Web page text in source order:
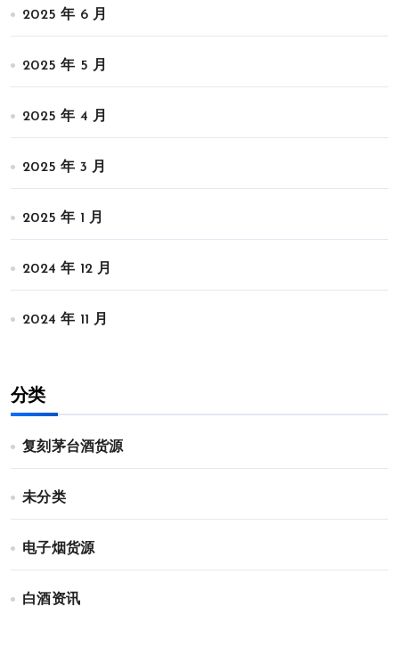
2025 年 6 月
2025 年 5 月
2025 年 4 月
2025 年 3 月
2025 年 1 月
2024 年 12 月
2024 年 11 月
分类
复刻茅台酒货源
未分类
电子烟货源
白酒资讯